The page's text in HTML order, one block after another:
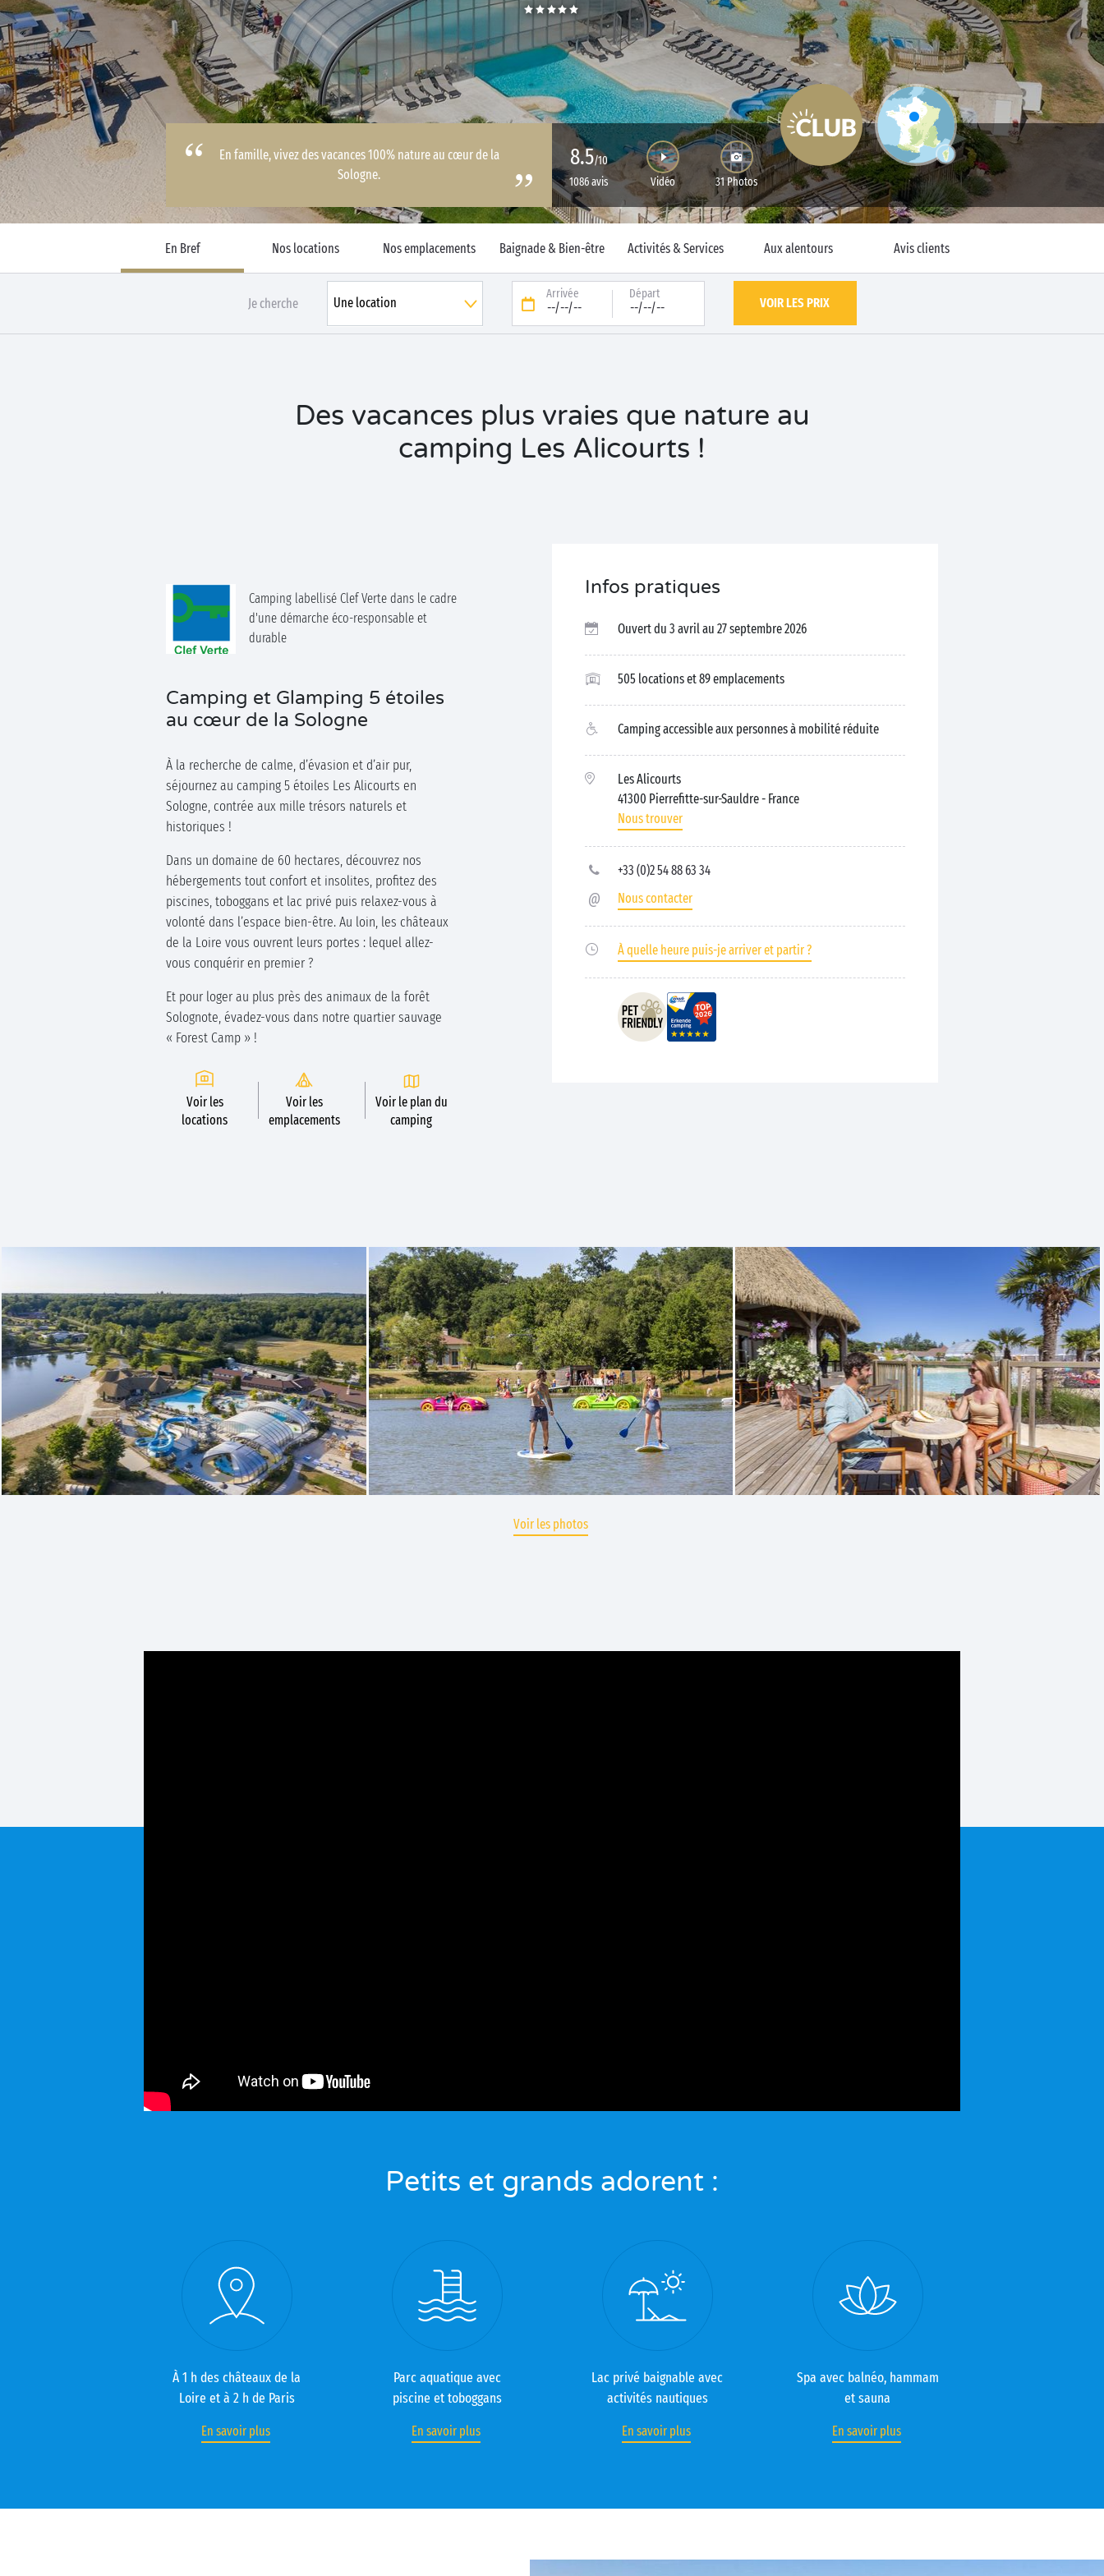
En famille, vivez des vacances 100% nature au cœur de la
Sologne.
8.5/10
1086 avis
Vidéo 31 Photos
En Bref Nos locations Nos emplacements Baignade & Bien-être Activités & Services Aux alentours Avis clients
Je cherche
Arrivée
--/--/--
Départ
--/--/-- VOIR LES PRIX
Des vacances plus vraies que nature au
camping Les Alicourts !
Camping labellisé Clef Verte dans le cadre
d'une démarche éco-responsable et
durable
Camping et Glamping 5 étoiles
au cœur de la Sologne
À la recherche de calme, d’évasion et d’air pur,
séjournez au camping 5 étoiles Les Alicourts en
Sologne, contrée aux mille trésors naturels et
historiques !
Dans un domaine de 60 hectares, découvrez nos
hébergements tout confort et insolites, profitez des
piscines, toboggans et lac privé puis relaxez-vous à
volonté dans l’espace bien-être. Au loin, les châteaux
de la Loire vous ouvrent leurs portes : lequel allez-
vous conquérir en premier ?
Et pour loger au plus près des animaux de la forêt
Solognote, évadez-vous dans notre quartier sauvage
« Forest Camp » !
Voir les
locations
Voir les
emplacements
Voir le plan du
camping
Infos pratiques
Ouvert du 3 avril au 27 septembre 2026
505 locations et 89 emplacements
Camping accessible aux personnes à mobilité réduite
Les Alicourts
41300 Pierrefitte-sur-Sauldre- France
Nous trouver
+33 (0)2 54 88 63 34
Nous contacter
À quelle heure puis-je arriver et partir ?
Voir les photos
Petits et grands adorent :
À 1 h des châteaux de la
Loire et à 2 h de Paris
En savoir plus
Parc aquatique avec
piscine et toboggans
En savoir plus
Lac privé baignable avec
activités nautiques
En savoir plus
Spa avec balnéo, hammam
et sauna
En savoir plus
Business Village by Sandaya